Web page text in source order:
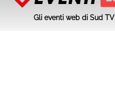
Gli eventi web di Sud TV